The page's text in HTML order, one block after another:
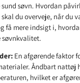
søvn. Hvordan
du overveje, når du
få mere indsigt i,
søvnkvalitet.
En afgørende faktor
Åndbart nattøj
hvilket er